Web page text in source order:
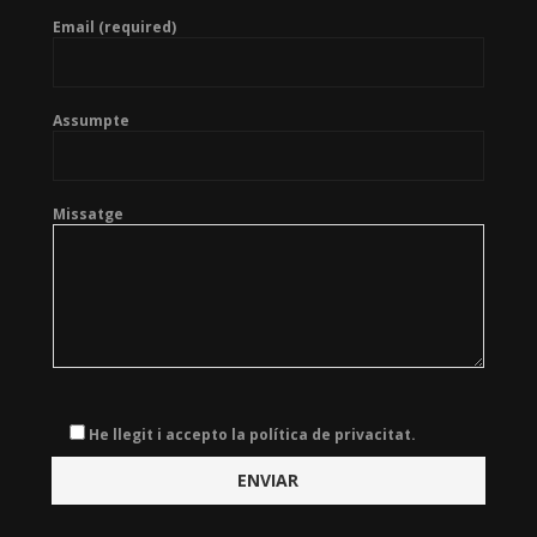
Email (required)
Assumpte
Missatge
He llegit i accepto la política de privacitat.